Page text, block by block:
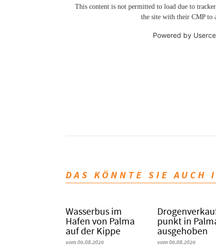
This content is not permitted to load due to
the site with their CMP to
Powered by
DAS KÖNNTE SIE AUCH
Wasserbus im
Hafen von Palma
auf der Kippe
vom 06.08.2026
punkt in
ausgehoben
vom 06.08.2026